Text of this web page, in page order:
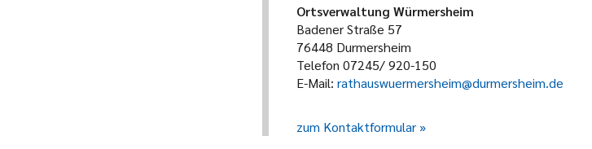
Ortsverwaltung Würmersheim
Badener Straße 57
76448 Durmersheim
Telefon 07245/ 920-150
E-Mail: rathauswuermersheim@durmersheim.de
zum Kontaktformular